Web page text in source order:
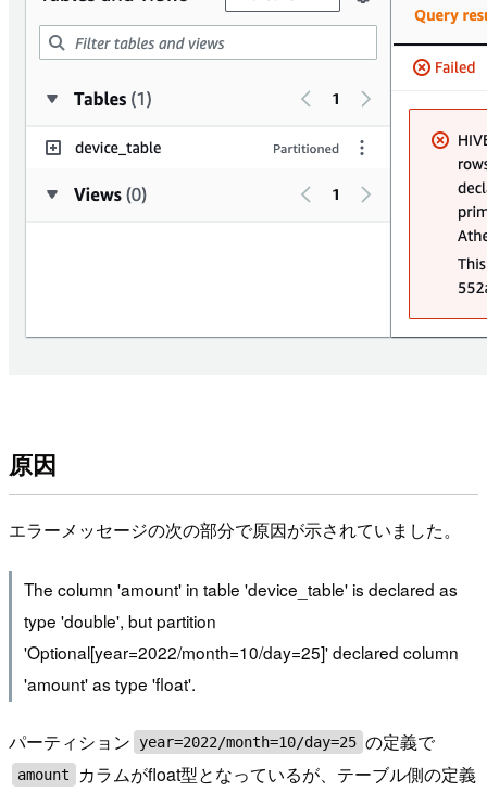
原因
エラーメッセージの次の部分で原因が示されていました。
The column 'amount' in table 'device_table' is declared as
type 'double', but partition
'Optional[year=2022/month=10/day=25]' declared column
'amount' as type 'float'.
パーティション year=2022/month=10/day=25 の定義で
amount
カラムがfloat型となっているが、テーブル側の定義